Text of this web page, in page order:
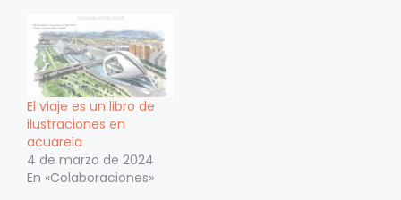
El viaje es un libro de
ilustraciones en
acuarela
4 de marzo de 2024
En «Colaboraciones»